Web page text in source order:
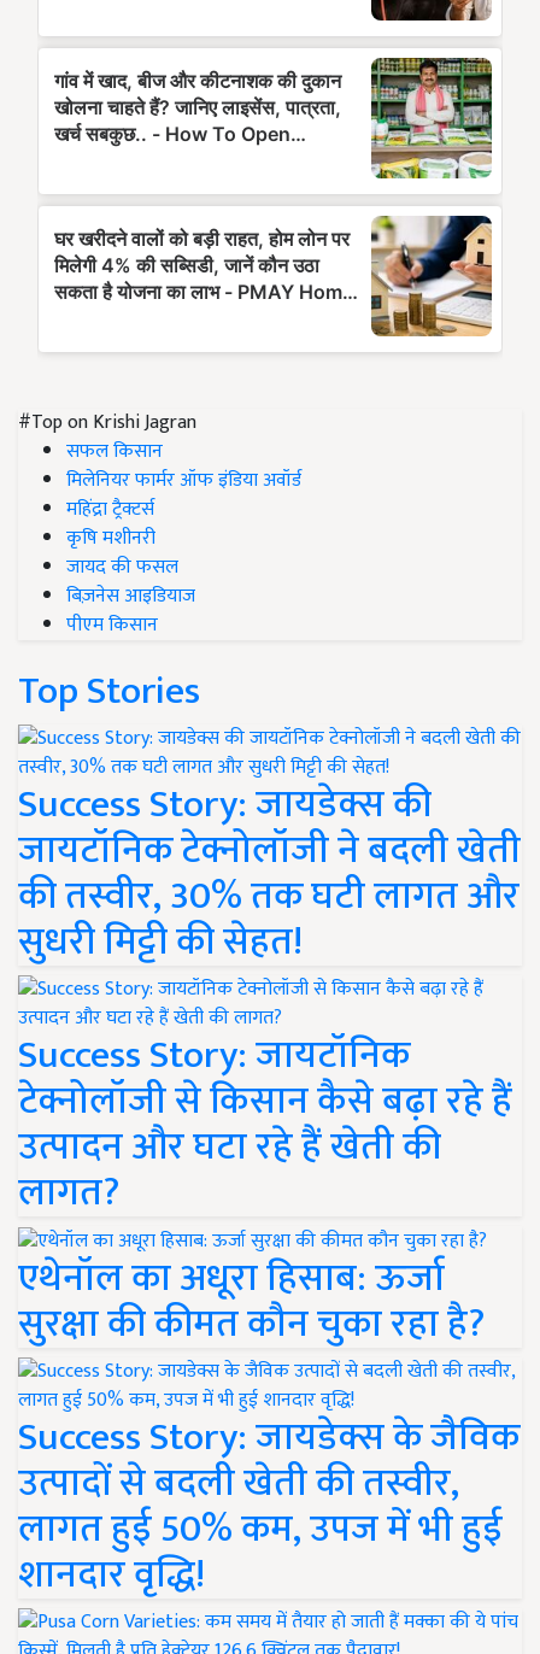
#Top on Krishi Jagran
सफल किसान
मिलेनियर फार्मर ऑफ इंडिया अवॉर्ड
महिंद्रा ट्रैक्टर्स
कृषि मशीनरी
जायद की फसल
बिज़नेस आइडियाज
पीएम किसान
Top Stories
Success Story: जायडेक्स की
जायटॉनिक टेक्नोलॉजी ने बदली खेती
की तस्वीर, 30% तक घटी लागत और
सुधरी मिट्टी की सेहत!
Success Story: जायटॉनिक
टेक्नोलॉजी से किसान कैसे बढ़ा रहे हैं
उत्पादन और घटा रहे हैं खेती की
लागत?
एथेनॉल का अधूरा हिसाब: ऊर्जा
सुरक्षा की कीमत कौन चुका रहा है?
Success Story: जायडेक्स के जैविक
उत्पादों से बदली खेती की तस्वीर,
लागत हुई 50% कम, उपज में भी हुई
शानदार वृद्धि!